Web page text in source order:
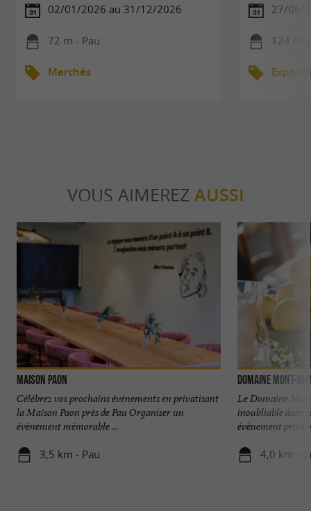
02/01/2026 au 31/12/2026
72 m - Pau
Marchés
27/06/
124 m -
VOUS AIMEREZ AUSSI
Maison Paon
Célébrez vos prochains événements en privatisant
la Maison Paon près de Pau Organiser un
événement mémorable ...
3,5 km - Pau
Domaine Mont-
Le Domaine
inoubliable dans
évènement privé
4,0 km -